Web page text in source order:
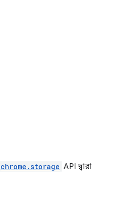
chrome.storage API দ্বারা